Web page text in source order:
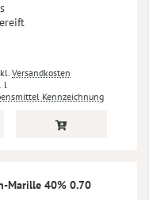
Versandkosten
l
Kennzeichnung
Marille 40% 0.70